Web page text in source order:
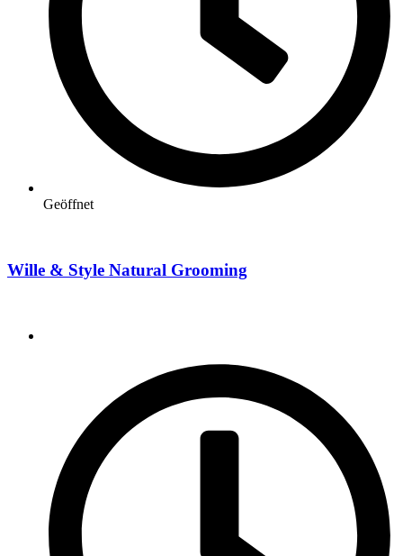
Geöffnet
Wille & Style Natural Grooming